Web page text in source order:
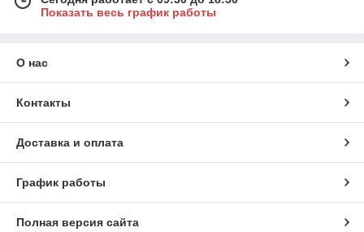
Показать весь график работы
О нас
Контакты
Доставка и оплата
График работы
Полная версия сайта